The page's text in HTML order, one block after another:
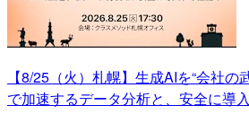
【8/25（火）札幌】生成AIを“会社の
で加速するデータ分析と、安全に導